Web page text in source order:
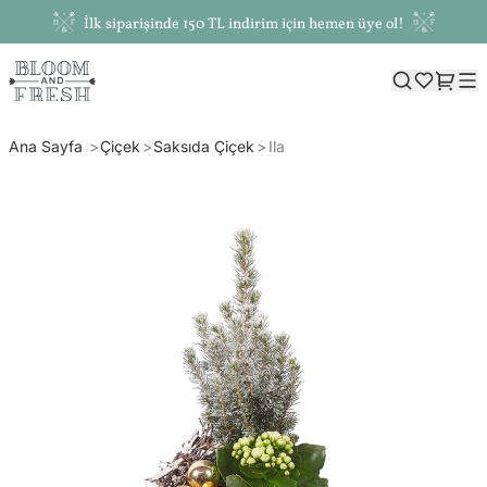
İlk siparişinde 150 TL indirim için hemen üye ol!
Ana Sayfa Çiçek Saksıda Çiçek Ila